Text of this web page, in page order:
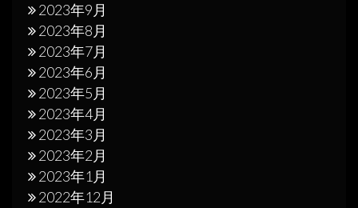
2023年9月
2023年8月
2023年7月
2023年6月
2023年5月
2023年4月
2023年3月
2023年2月
2023年1月
2022年12月